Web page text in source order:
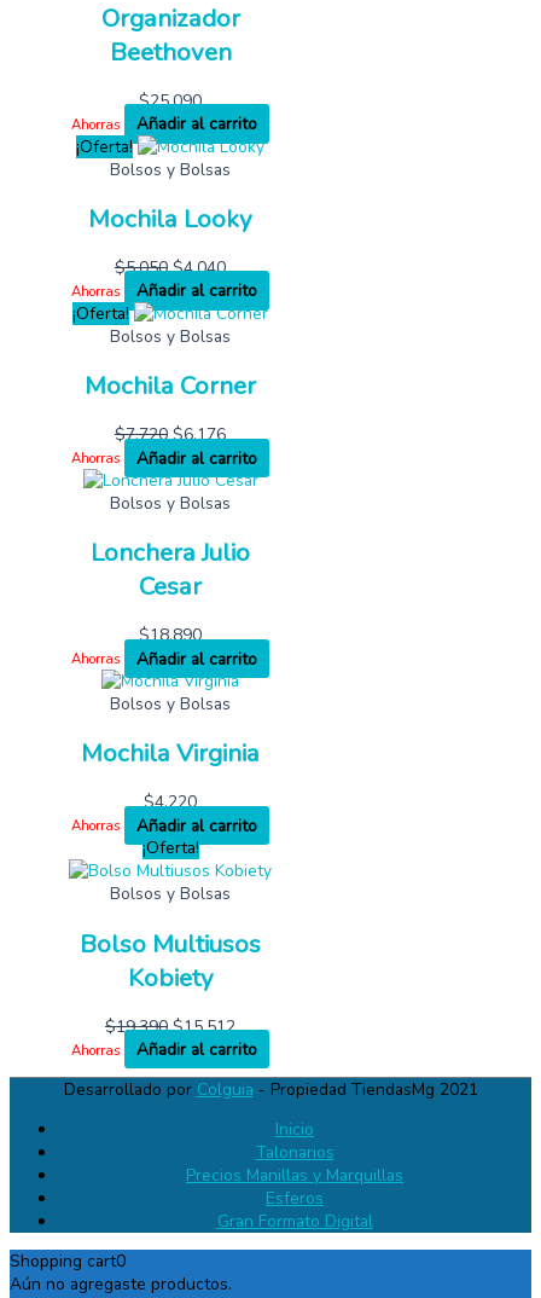
Organizador
Beethoven
$25,090
Ahorras
Añadir al carrito
¡Oferta!
Bolsos y Bolsas
Mochila Looky
$5,050 $4,040
Ahorras
Añadir al carrito
¡Oferta!
Bolsos y Bolsas
Mochila Corner
$7,720 $6,176
Ahorras
Añadir al carrito
Bolsos y Bolsas
Lonchera Julio
Cesar
$18,890
Ahorras
Añadir al carrito
Bolsos y Bolsas
Mochila Virginia
$4,220
Ahorras
Añadir al carrito
¡Oferta!
Bolsos y Bolsas
Bolso Multiusos
Kobiety
$19,390 $15,512
Ahorras
Añadir al carrito
Desarrollado por Colguia - Propiedad TiendasMg 2021
Inicio
Talonarios
Precios Manillas y Marquillas
Esferos
Gran Formato Digital
Shopping cart0
Aún no agregaste productos.